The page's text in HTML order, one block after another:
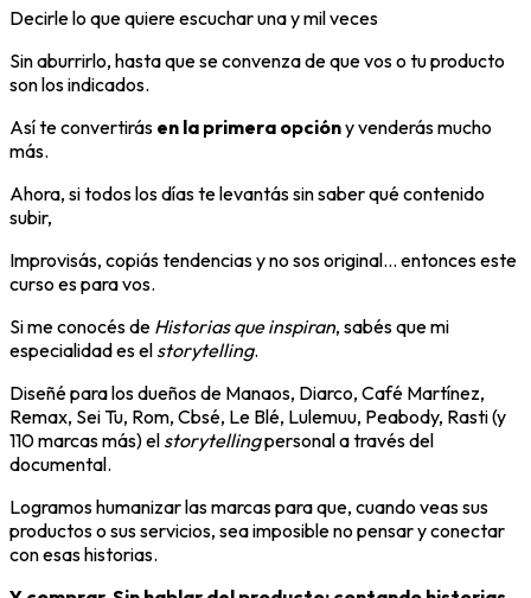
Decirle lo que quiere escuchar una y mil veces
Sin aburrirlo, hasta que se convenza de que vos o tu producto
son los indicados.
Así te convertirás en la primera opcióny venderás mucho
más.
Ahora, si todos los días te levantás sin saber qué contenido
subir,
Improvisás, copiás tendencias y no sos original… entonces este
curso es para vos.
Si me conocés de Historias que inspiran, sabés que mi
especialidad es el storytelling.
Diseñé para los dueños de Manaos, Diarco, Café Martínez,
Remax, Sei Tu, Rom, Cbsé, Le Blé, Lulemuu, Peabody, Rasti (y
110 marcas más) el storytellingpersonal a través del
documental.
Logramos humanizar las marcas para que, cuando veas sus
productos o sus servicios, sea imposible no pensar y conectar
con esas historias.